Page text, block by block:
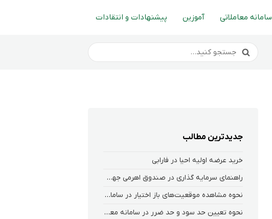
سامانه معاملاتی آموزین پیشنهادات و انتقادات
جدیدترین مطالب
خرید عرضه اولیه احیا در فارابی
راهنمای سرمایه گذاری در صندوق اهرمی جهش
نحوه‌ مشاهده‌ موقعیت‌های باز اختیار در سامانه هلیوم و نکست
نحوه تعیین حد سود و حد ضرر در سامانه معاملاتی کارگزاری فارابی